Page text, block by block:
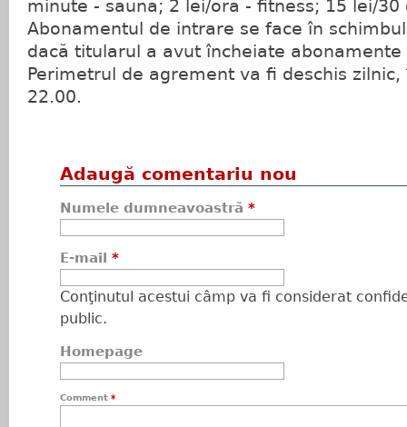
minute - sauna; 2 lei/oră - fitness; 15 lei/
Abonamentul de intrare se face în
dacă titularul a avut încheiate abonamente
Perimetrul de agrement va fi deschis
22.00.
Adaugă comentariu nou
Numele dumneavoastră *
E-mail *
Conţinutul acestui câmp va fi considerat
public.
Homepage
Comment *